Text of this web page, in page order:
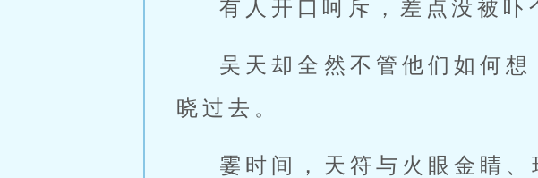
有人开口呵斥，差点没被吓
吴天却全然不管他们如何
晓过去。
霎时间，天符与火眼金睛